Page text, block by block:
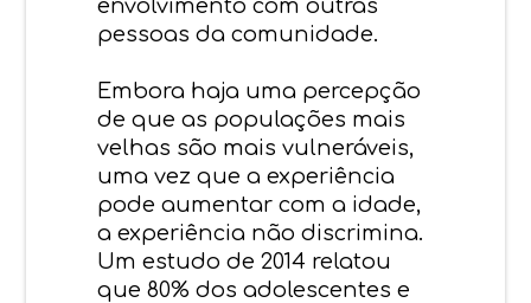
envolvimento com outras
pessoas da comunidade.
Embora haja uma percepção
de que as populações mais
velhas são mais vulneráveis,
uma vez que a experiência
pode aumentar com a idade,
a experiência não discrimina.
Um estudo de 2014 relatou
que 80% dos adolescentes e